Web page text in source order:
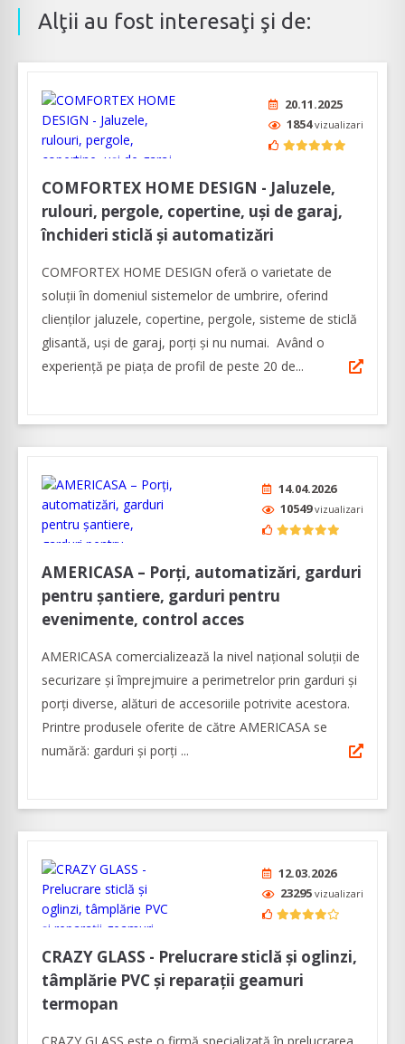
Alţii au fost interesaţi şi de:
20.11.2025
1854vizualizari
COMFORTEX HOME DESIGN - Jaluzele,
rulouri, pergole, copertine, uși de garaj,
închideri sticlă și automatizări
COMFORTEX HOME DESIGN oferă o varietate de
soluții în domeniul sistemelor de umbrire, oferind
clienților jaluzele, copertine, pergole, sisteme de sticlă
glisantă, uși de garaj, porți și nu numai. Având o
experiență pe piața de profil de peste 20 de...
14.04.2026
10549vizualizari
AMERICASA – Porți, automatizări, garduri
pentru șantiere, garduri pentru
evenimente, control acces
AMERICASA comercializează la nivel naţional soluţii de
securizare şi împrejmuire a perimetrelor prin garduri şi
porţi diverse, alături de accesoriile potrivite acestora.
Printre produsele oferite de către AMERICASA se
numără: garduri și porți ...
12.03.2026
23295 vizualizari
CRAZY GLASS - Prelucrare sticlă și oglinzi,
tâmplărie PVC și reparaţii geamuri
termopan